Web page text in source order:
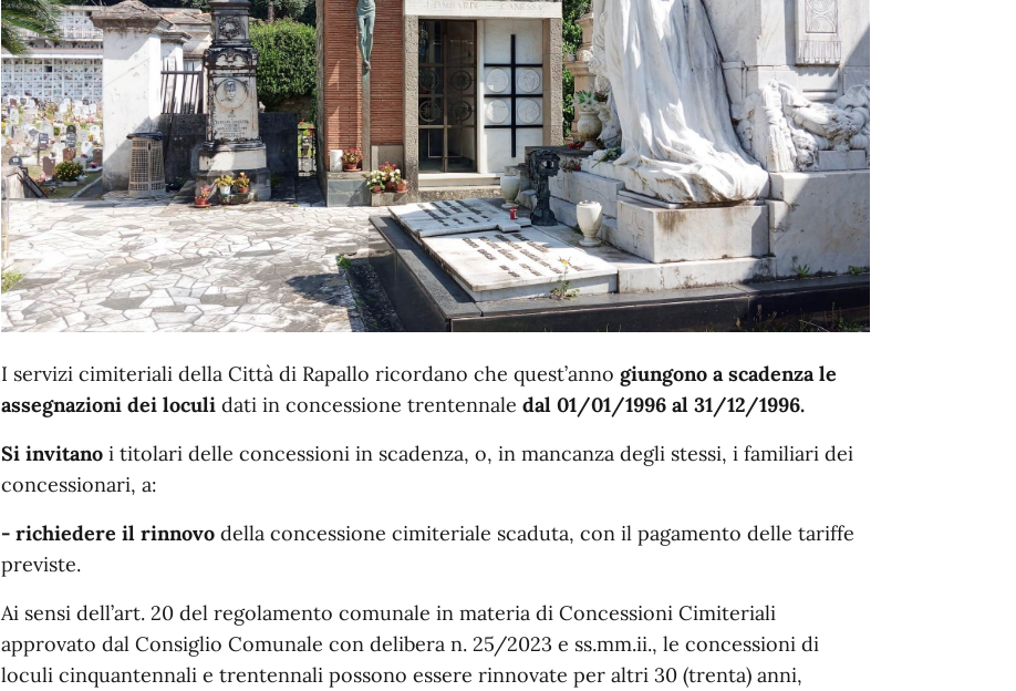
I servizi cimiteriali della Città di Rapallo ricordano che quest’anno giungono a scadenza le
assegnazioni dei loculi dati in concessione trentennale dal 01/01/1996 al 31/12/1996.
Si invitano i titolari delle concessioni in scadenza, o, in mancanza degli stessi, i familiari dei
concessionari, a:
- richiedere il rinnovo della concessione cimiteriale scaduta, con il pagamento delle tariffe
previste.
Ai sensi dell’art. 20 del regolamento comunale in materia di Concessioni Cimiteriali
approvato dal Consiglio Comunale con delibera n. 25/2023 e ss.mm.ii., le concessioni di
loculi cinquantennali e trentennali possono essere rinnovate per altri 30 (trenta) anni,